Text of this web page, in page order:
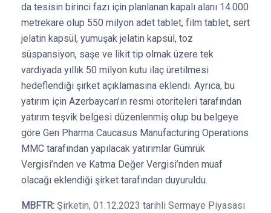
da tesisin birinci fazı için planlanan kapalı alanı 14.000
metrekare olup 550 milyon adet tablet, film tablet, sert
jelatin kapsül, yumuşak jelatin kapsül, toz
süspansiyon, saşe ve likit tip olmak üzere tek
vardiyada yıllık 50 milyon kutu ilaç üretilmesi
hedeflendiği şirket açıklamasına eklendi. Ayrıca, bu
yatırım için Azerbaycan’ın resmi otoriteleri tarafından
yatırım teşvik belgesi düzenlenmiş olup bu belgeye
göre Gen Pharma Caucasus Manufacturing Operations
MMC tarafından yapılacak yatırımlar Gümrük
Vergisi’nden ve Katma Değer Vergisi’nden muaf
olacağı eklendiği şirket tarafından duyuruldu.
MBFTR: Şirketin, 01.12.2023 tarihli Sermaye Piyasası